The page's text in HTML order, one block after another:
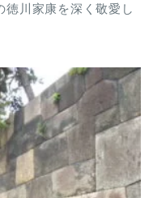
徳川家康を深く敬愛し